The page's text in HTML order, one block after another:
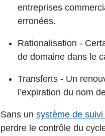
entreprises
erronées.
Rationalisation -
de domaine dans le
Transferts -Un
l’expiration du nom
Sans un système de
perdre le contrôle du